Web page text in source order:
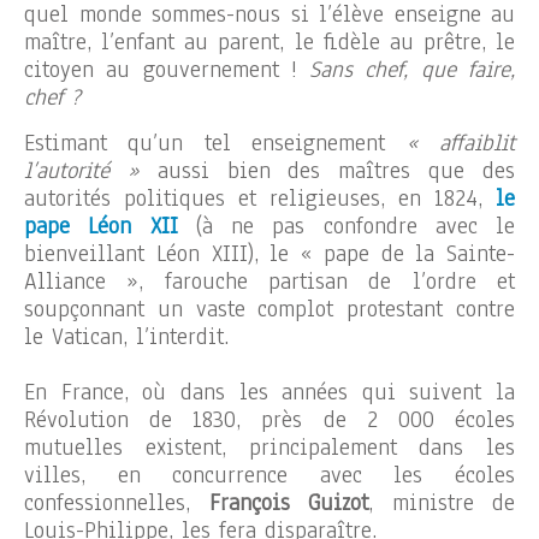
quel monde sommes-nous si l’élève enseigne au
maître, l’enfant au parent, le fidèle au prêtre, le
citoyen au gouvernement ! Sans chef, que faire,
chef ?
Estimant qu’un tel enseignement « affaiblit
l’autorité »aussi bien des maîtres que des
autorités politiques et religieuses, en 1824, le
pape Léon XII(à ne pas confondre avec le
bienveillant Léon XIII), le « pape de la Sainte-
Alliance », farouche partisan de l’ordre et
soupçonnant un vaste complot protestant contre
le Vatican, l’interdit.
En France, où dans les années qui suivent la
Révolution de 1830, près de 2 000 écoles
mutuelles existent, principalement dans les
villes, en concurrence avec les écoles
confessionnelles, François Guizot, ministre de
Louis-Philippe, les fera disparaître.